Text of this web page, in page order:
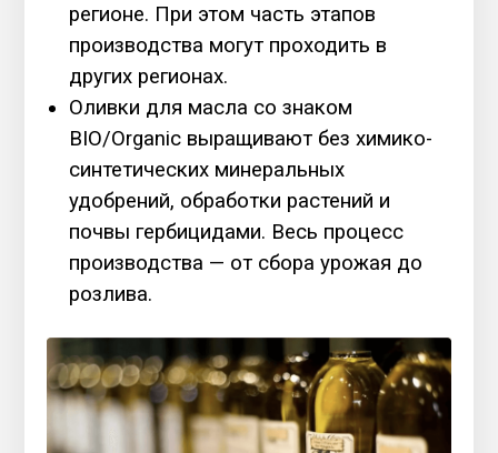
регионе. При этом часть этапов
производства могут проходить в
других регионах.
Оливки для масла со знаком
BIO/Organic выращивают без химико-
синтетических минеральных
удобрений, обработки растений и
почвы гербицидами. Весь процесс
производства — от сбора урожая до
розлива.